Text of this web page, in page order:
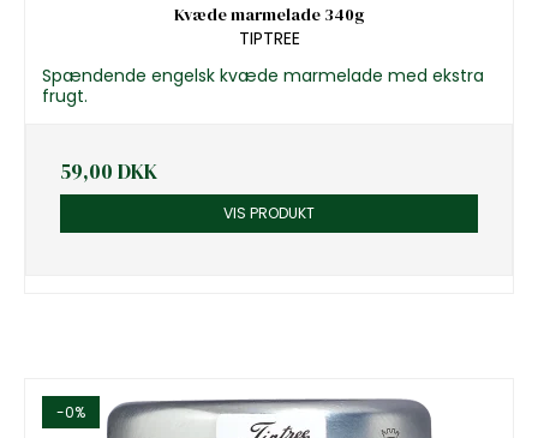
Kvæde marmelade 340g
TIPTREE
Spændende engelsk kvæde marmelade med ekstra
frugt.
59,00 DKK
VIS PRODUKT
-0%